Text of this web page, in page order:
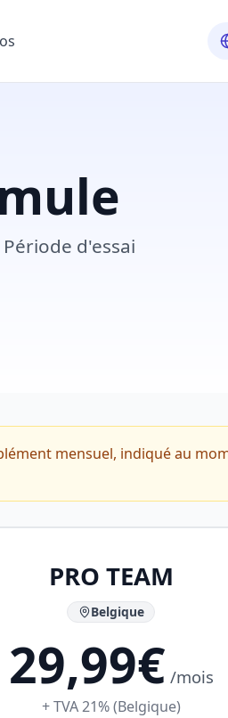
d'essai
mensuel, indiqué au
PRO TEAM
Belgique
29,99€ /mois
+ TVA 21% (Belgique)